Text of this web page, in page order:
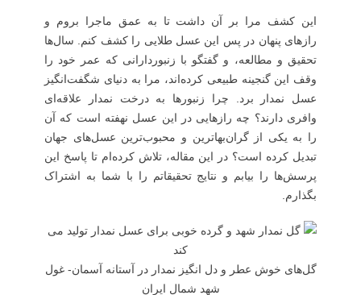
این کشف مرا بر آن داشت تا به عمق ماجرا بروم و
رازهای پنهان در پس این عسل طلایی را کشف کنم. سال‌ها
تحقیق و مطالعه، و گفتگو با زنبوردارانی که عمر خود را
وقف این گنجینه طبیعی کرده‌اند، مرا به دنیای شگفت‌انگیز
عسل نمدار برد. چرا زنبورها به درخت نمدار علاقه‌ای
وافری دارند؟ چه رازهایی در این عسل نهفته است که آن
را به یکی از گران‌بهاترین و محبوب‌ترین عسل‌های جهان
تبدیل کرده است؟ در این مقاله، تلاش کرده‌ام تا پاسخ این
پرسش‌ها را بیابم و نتایج تحقیقاتم را با شما به اشتراک
بگذارم.
گل‌های خوش عطر و دل انگیز نمدار در آستانه آسمان- غول
شهد شمال ایران